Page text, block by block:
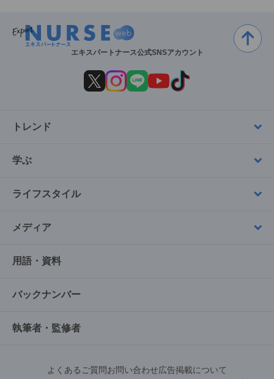
エキスパートナース公式SNSアカウント
トレンド
学ぶ
ライフスタイル
メディア
用語・資料
バックナンバー
執筆者・監修者
よくあるご質問お問い合わせ広告掲載について